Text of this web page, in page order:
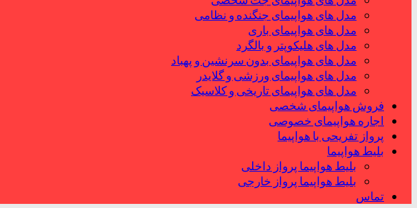
مدل های هواپیمای جنگنده و نظامی
مدل های هواپیمای باری
مدل های هلیکوپتر و بالگرد
مدل های هواپیمای بدون سرنشین و پهباد
مدل های هواپیمای ورزشی و گلایدر
مدل های هواپیمای تاریخی و کلاسیک
فروش هواپیمای شخصی
اجاره هواپیمای خصوصی
پرواز تفریحی با هواپیما
بلیط هواپیما
بلیط هواپیما پرواز داخلی
بلیط هواپیما پرواز خارجی
تماس